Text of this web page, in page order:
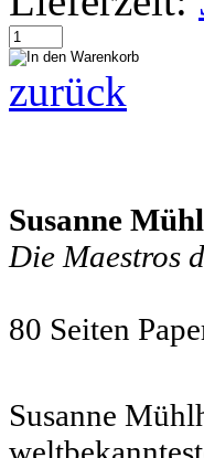
zurück
Susanne
Die Maestros
80 Seiten
Susanne